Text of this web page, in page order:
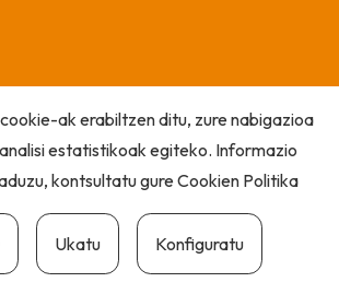
ak erabiltzen ditu, zure nabigazioa
estatistikoak egiteko. Informazio
kontsultatu gureCookien Politika
Ukatu Konfiguratu